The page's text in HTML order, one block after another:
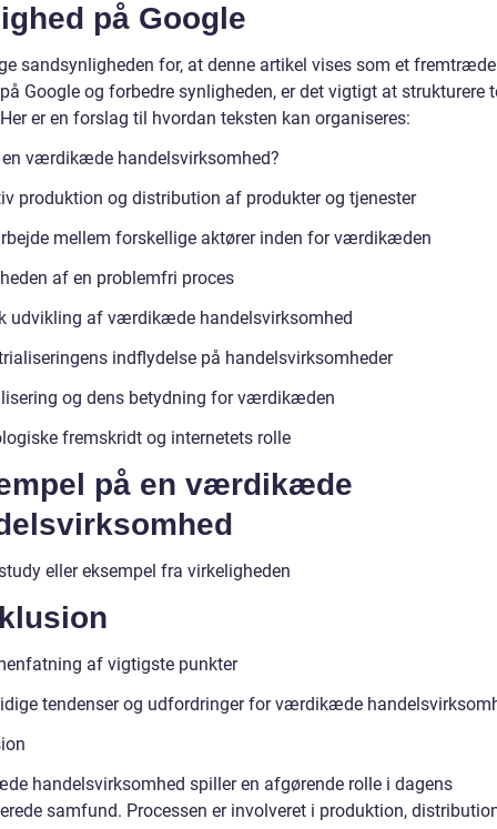
på Google
sandsynligheden for, at denne artikel vises som et
Google og forbedre synligheden, er det vigtigt at strukturere
er en forslag til hvordan teksten kan organiseres:
en værdikæde handelsvirksomhed?
produktion og distribution af produkter og tjenester
mellem forskellige aktører inden for værdikæden
af en problemfri proces
udvikling af værdikæde handelsvirksomhed
indflydelse på handelsvirksomheder
og dens betydning for værdikæden
fremskridt og internetets rolle
på en værdikæde
eller eksempel fra virkeligheden
af vigtigste punkter
tendenser og udfordringer for værdikæde
handelsvirksomhed spiller en afgørende rolle i dagens
samfund. Processen er involveret i produktion,